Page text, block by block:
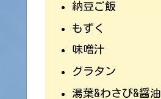
納豆ご飯
もずく
味噌汁
グラタン
湯葉&わさび&醤油